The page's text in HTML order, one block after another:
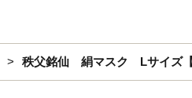
秩父銘仙 絹マスク Lサイズ【